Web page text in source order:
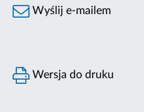
Wyślij e-mailem
Wersja do druku